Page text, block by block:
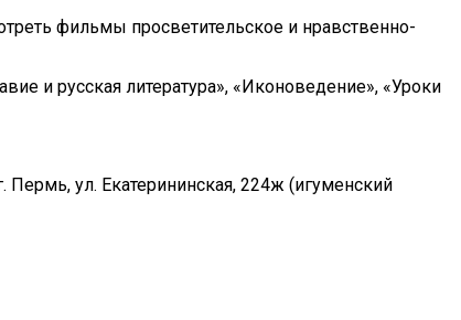
фильмы просветительское и нравственно-
и русская литература», «Иконоведение», «Уроки
Пермь, ул. Екатерининская, 224ж (игуменский